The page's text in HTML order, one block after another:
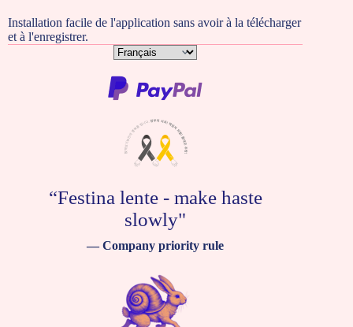
Installation facile de l'application sans avoir à la télécharger
et à l'enregistrer.
Choisir
une
langue
“Festina lente - make haste
slowly"
— Company priority rule